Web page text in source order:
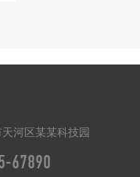
河区某某科技园
67890